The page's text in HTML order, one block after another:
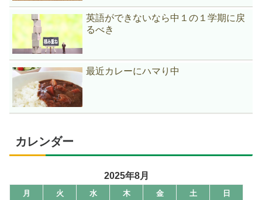
英語ができないなら中１の１学期に戻
るべき
最近カレーにハマり中
カレンダー
2025年8月
月 火 水 木 金 土
日